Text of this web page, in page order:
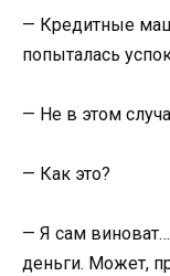
— Кредитные
попыталась
— Не в этом
— Как это?
— Я сам
деньги. Может,